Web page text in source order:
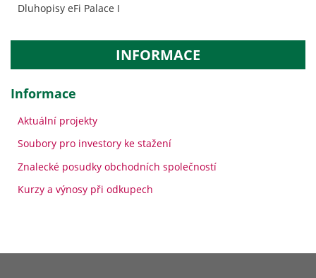
Dluhopisy eFi Palace I
INFORMACE
Informace
Aktuální projekty
Soubory pro investory ke stažení
Znalecké posudky obchodních společností
Kurzy a výnosy při odkupech